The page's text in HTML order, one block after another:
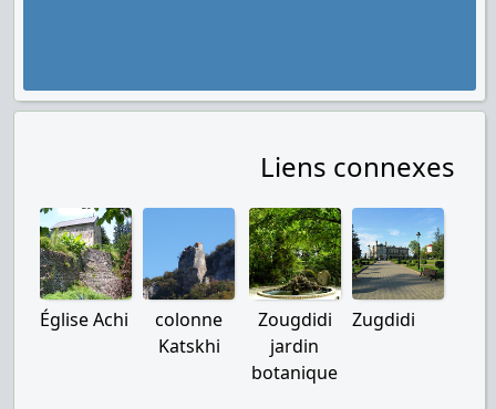
Liens connexes
Église Achi
colonne
Katskhi
Zougdidi
jardin
botanique
Zugdidi